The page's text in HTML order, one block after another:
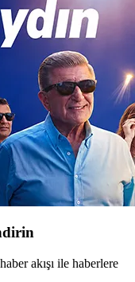
akışı ile haberlere